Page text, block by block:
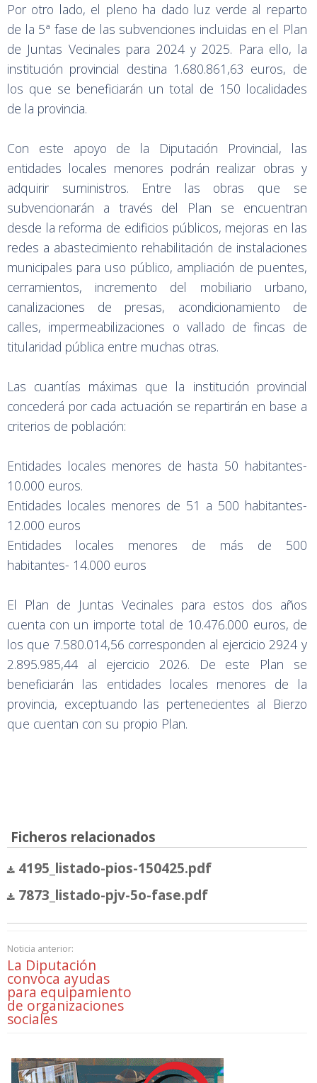
Por otro lado, el pleno ha dado luz verde al reparto
de la 5ª fase de las subvenciones incluidas en el Plan
de Juntas Vecinales para 2024 y 2025. Para ello, la
institución provincial destina 1.680.861,63 euros, de
los que se beneficiarán un total de 150 localidades
de la provincia.
Con este apoyo de la Diputación Provincial, las
entidades locales menores podrán realizar obras y
adquirir suministros. Entre las obras que se
subvencionarán a través del Plan se encuentran
desde la reforma de edificios públicos, mejoras en las
redes a abastecimiento rehabilitación de instalaciones
municipales para uso público, ampliación de puentes,
cerramientos, incremento del mobiliario urbano,
canalizaciones de presas, acondicionamiento de
calles, impermeabilizaciones o vallado de fincas de
titularidad pública entre muchas otras.
Las cuantías máximas que la institución provincial
concederá por cada actuación se repartirán en base a
criterios de población:
Entidades locales menores de hasta 50 habitantes-
10.000 euros.
Entidades locales menores de 51 a 500 habitantes-
12.000 euros
Entidades locales menores de más de 500
habitantes- 14.000 euros
El Plan de Juntas Vecinales para estos dos años
cuenta con un importe total de 10.476.000 euros, de
los que 7.580.014,56 corresponden al ejercicio 2924 y
2.895.985,44 al ejercicio 2026. De este Plan se
beneficiarán las entidades locales menores de la
provincia, exceptuando las pertenecientes al Bierzo
que cuentan con su propio Plan.
Ficheros relacionados
4195_listado-pios-150425.pdf
7873_listado-pjv-5o-fase.pdf
Noticia anterior:
La Diputación
convoca ayudas
para equipamiento
de organizaciones
sociales